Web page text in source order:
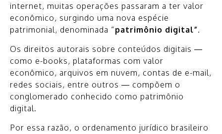
internet, muitas operações passaram a ter valor
econômico, surgindo uma nova espécie
patrimonial, denominada “patrimônio digital”.
Os direitos autorais sobre conteúdos digitais —
como e-books, plataformas com valor
econômico, arquivos em nuvem, contas de e-mail,
redes sociais, entre outros — compõem o
conglomerado conhecido como patrimônio
digital.
Por essa razão, o ordenamento jurídico brasileiro